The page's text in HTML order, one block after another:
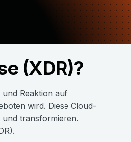
(XDR)?
Reaktion auf
wird. Diese Cloud-
und transformieren.